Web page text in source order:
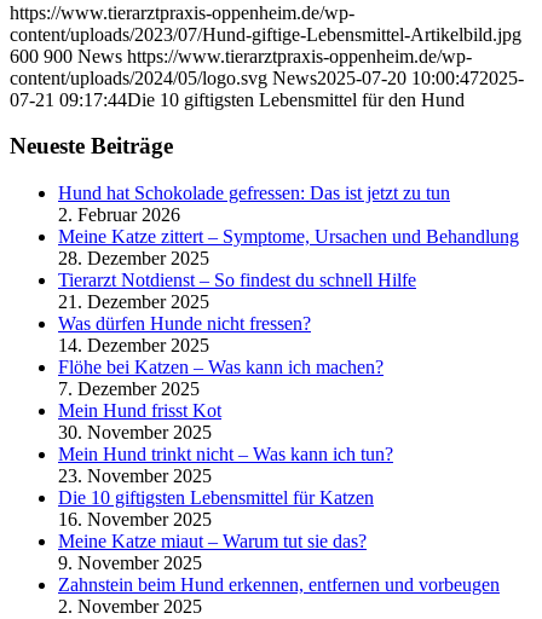
https://www.tierarztpraxis-oppenheim.de/wp-
content/uploads/2023/07/Hund-giftige-Lebensmittel-Artikelbild.jpg
600 900 News https://www.tierarztpraxis-oppenheim.de/wp-
content/uploads/2024/05/logo.svg News2025-07-20 10:00:472025-
07-21 09:17:44Die 10 giftigsten Lebensmittel für den Hund
Neueste Beiträge
Hund hat Schokolade gefressen: Das ist jetzt zu tun
2. Februar 2026
Meine Katze zittert – Symptome, Ursachen und Behandlung
28. Dezember 2025
Tierarzt Notdienst – So findest du schnell Hilfe
21. Dezember 2025
Was dürfen Hunde nicht fressen?
14. Dezember 2025
Flöhe bei Katzen – Was kann ich machen?
7. Dezember 2025
Mein Hund frisst Kot
30. November 2025
Mein Hund trinkt nicht – Was kann ich tun?
23. November 2025
Die 10 giftigsten Lebensmittel für Katzen
16. November 2025
Meine Katze miaut – Warum tut sie das?
9. November 2025
Zahnstein beim Hund erkennen, entfernen und vorbeugen
2. November 2025